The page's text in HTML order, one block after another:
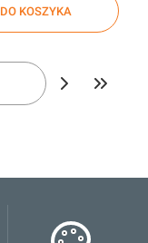
DO KOSZYKA
Przejdź